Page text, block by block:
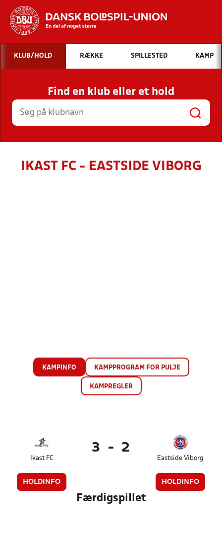
Hvad vil du søge efter?
INDHOLD OG NYHEDER
STILLINGER, RESULTATER, KLUBBER OG
HOLD
KLUB/HOLD RÆKKE SPILLESTED KAMP
Find en klub eller et hold
IKAST FC - EASTSIDE VIBORG
KAMPINFO KAMPPROGRAM FOR PULJE
KAMPREGLER
Ikast FC
HOLDINFO
3 - 2
Eastside Viborg
HOLDINFO
Færdigspillet